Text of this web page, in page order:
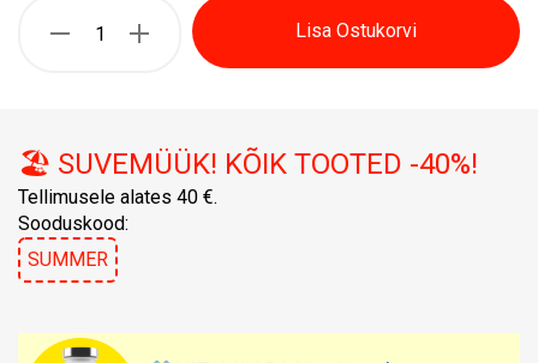
Lisa Ostukorvi
🏖️ SUVEMÜÜK! KÕIK TOOTED -40%!
Tellimusele alates 40 €.
Sooduskood:
SUMMER